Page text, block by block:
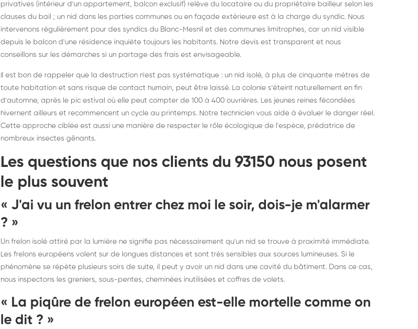
privatives (intérieur d'un appartement, balcon exclusif) relève du locataire ou du propriétaire bailleur selon les
clauses du bail ; un nid dans les parties communes ou en façade extérieure est à la charge du syndic. Nous
intervenons régulièrement pour des syndics du Blanc-Mesnil et des communes limitrophes, car un nid visible
depuis le balcon d'une résidence inquiète toujours les habitants. Notre devis est transparent et nous
conseillons sur les démarches si un partage des frais est envisageable.
Il est bon de rappeler que la destruction n'est pas systématique : un nid isolé, à plus de cinquante mètres de
toute habitation et sans risque de contact humain, peut être laissé. La colonie s'éteint naturellement en fin
d'automne, après le pic estival où elle peut compter de 100 à 400 ouvrières. Les jeunes reines fécondées
hivernent ailleurs et recommencent un cycle au printemps. Notre technicien vous aide à évaluer le danger réel.
Cette approche ciblée est aussi une manière de respecter le rôle écologique de l'espèce, prédatrice de
nombreux insectes gênants.
Les questions que nos clients du 93150 nous posent
le plus souvent
« J'ai vu un frelon entrer chez moi le soir, dois-je m'alarmer
? »
Un frelon isolé attiré par la lumière ne signifie pas nécessairement qu'un nid se trouve à proximité immédiate.
Les frelons européens volent sur de longues distances et sont très sensibles aux sources lumineuses. Si le
phénomène se répète plusieurs soirs de suite, il peut y avoir un nid dans une cavité du bâtiment. Dans ce cas,
nous inspectons les greniers, sous-pentes, cheminées inutilisées et coffres de volets.
« La piqûre de frelon européen est-elle mortelle comme on
le dit ? »